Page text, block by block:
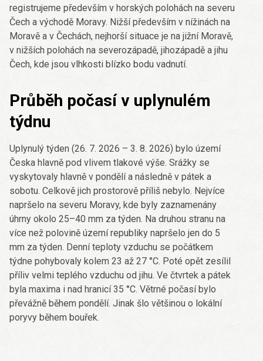
registrujeme především v horských polohách na severu
Čech a východě Moravy. Nižší především v nížinách na
Moravě a v Čechách, nejhorší situace je na jižní Moravě,
v nižších polohách na severozápadě, jihozápadě a jihu
Čech, kde jsou vlhkosti blízko bodu vadnutí.
Průběh počasí v uplynulém
týdnu
Uplynulý týden (26. 7. 2026 – 3. 8. 2026) bylo území
Česka hlavně pod vlivem tlakové výše. Srážky se
vyskytovaly hlavně v pondělí a následně v pátek a
sobotu. Celkově jich prostorově příliš nebylo. Nejvíce
napršelo na severu Moravy, kde byly zaznamenány
úhrny okolo 25–40 mm za týden. Na druhou stranu na
více než polovině území republiky napršelo jen do 5
mm za týden. Denní teploty vzduchu se počátkem
týdne pohybovaly kolem 23 až 27 °C. Poté opět zesílil
příliv velmi teplého vzduchu od jihu. Ve čtvrtek a pátek
byla maxima i nad hranicí 35 °C. Větrné počasí bylo
převážně během pondělí. Jinak šlo většinou o lokální
poryvy během bouřek.